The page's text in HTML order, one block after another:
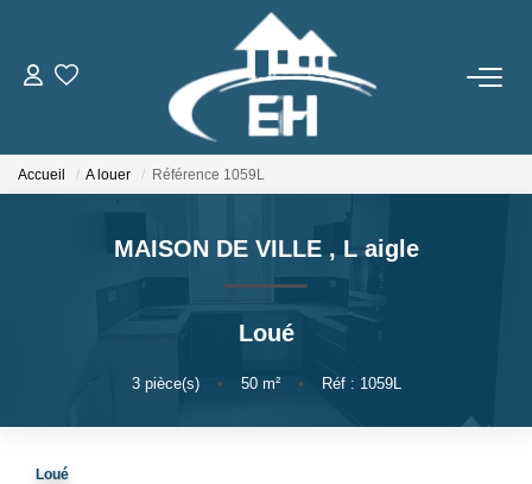
ACHETER
LOUER
Nos Biens
Gestion Locative
ESTIMER
Accueil A louer Référence 1059L
MAISON DE VILLE , L aigle
Loué
3pièce(s) • 50m² • Réf : 1059L
Loué